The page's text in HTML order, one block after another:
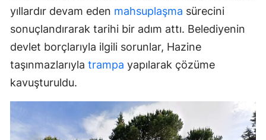
yıllardır devam eden mahsuplaşma sürecini
sonuçlandırarak tarihi bir adım attı. Belediyenin
devlet borçlarıyla ilgili sorunlar, Hazine
taşınmazlarıyla trampa yapılarak çözüme
kavuşturuldu.